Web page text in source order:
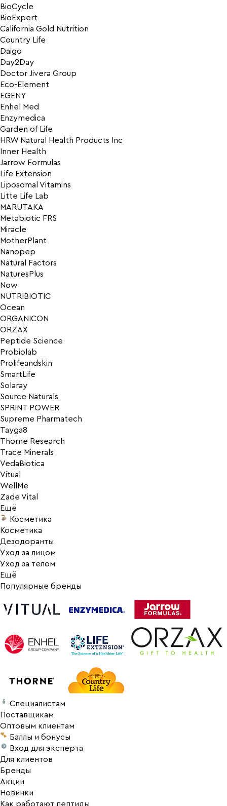
BioCycle
BioExpert
California Gold Nutrition
Country Life
Daigo
Day2Day
Doctor Jivera Group
Eco-Element
EGENY
Enhel Med
Enzymedica
Garden of Life
HRW Natural Health Products Inc
Inner Health
Jarrow Formulas
Life Extension
Liposomal Vitamins
Litte Life Lab
MARUTAKA
Metabiotic FRS
Miracle
MotherPlant
Nanopep
Natural Factors
NaturesPlus
Now
NUTRIBIOTIC
Ocean
ORGANICON
ORZAX
Peptide Science
Probiolab
Prolifeandskin
SmartLife
Solaray
Source Naturals
SPRINT POWER
Supreme Pharmatech
Tayga8
Thorne Research
Trace Minerals
VedaBiotica
Vitual
WellMe
Zade Vital
Ещё
Косметика
Косметика
Дезодоранты
Уход за лицом
Уход за телом
Ещё
Популярные бренды
Специалистам
Поставщикам
Оптовым клиентам
Баллы и бонусы
Вход для эксперта
Для клиентов
Бренды
Акции
Новинки
Как работают пептиды